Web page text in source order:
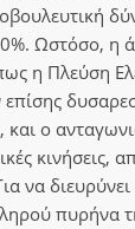
Ωστόσο, η
η Πλεύση
ο
κινήσεις,
να
πυρήνα